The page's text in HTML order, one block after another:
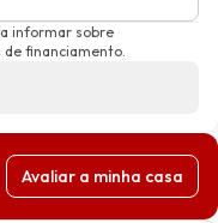
informar sobre
financiamento.
Avaliar a minha casa